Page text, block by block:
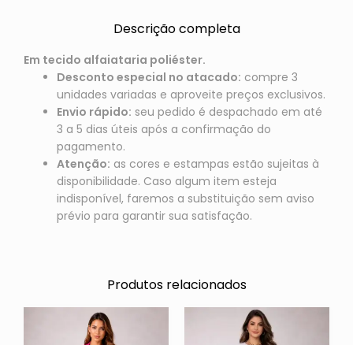
Descrição completa
Em tecido alfaiataria poliéster.
Desconto especial no atacado: compre 3
unidades variadas e aproveite preços exclusivos.
Envio rápido: seu pedido é despachado em até
3 a 5 dias úteis após a confirmação do
pagamento.
Atenção: as cores e estampas estão sujeitas à
disponibilidade. Caso algum item esteja
indisponível, faremos a substituição sem aviso
prévio para garantir sua satisfação.
Produtos relacionados